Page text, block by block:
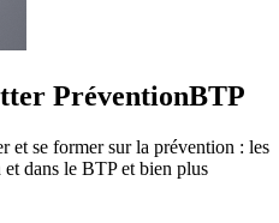
PréventionBTP
et se former sur la prévention : les
dans le BTP et bien plus